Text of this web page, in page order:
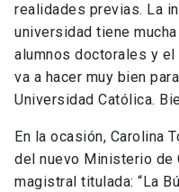
realidades previas. La
universidad tiene
alumnos doctorales y
va a hacer muy bien
Universidad Católica.
En la ocasión, Carolina
del nuevo Ministerio de
magistral titulada: “La